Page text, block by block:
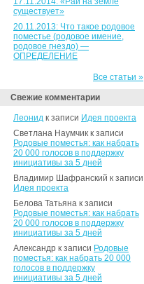
существует»
20.11.2013: Что такое родовое
поместье (родовое имение,
родовое гнездо) —
ОПРЕДЕЛЕНИЕ
Все статьи »
Свежие комментарии
Леонид к записи Идея проекта
Светлана Наумчик к записи
Родовые поместья: как набрать
20 000 голосов в поддержку
инициативы за 5 дней
Владимир Шафранский к записи
Идея проекта
Белова Татьяна к записи
Родовые поместья: как набрать
20 000 голосов в поддержку
инициативы за 5 дней
Александр к записи Родовые
поместья: как набрать 20 000
голосов в поддержку
инициативы за 5 дней